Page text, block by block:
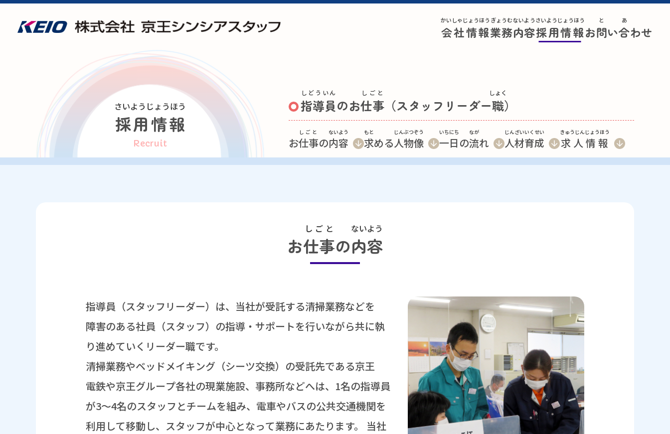
会社情報
かいしゃじょうほう
業務内容
ぎょうむないよう
採用情報
さいようじょうほう
お問
と
い合
あ
わせ
採用情報
さいようじょうほう
Recruit
指導員
しどういん
のお仕事
しごと
（スタッフリーダー職
しょく
）
お仕事
しごと
の内容
ないよう
求
もと
める人物像
じんぶつぞう
一日
いちにち
の流
なが
れ 人材育成
じんざいいくせい
求人情報
きゅうじんじょうほう
お仕事
しごと
の内容
ないよう
指導員 （スタッフリーダー）は、 当社が受託する清掃業務などを
障害のある社員 （スタッフ）の指導 ・サポートを行いながら共に執
り進めていくリーダー職です。
清掃業務やベッドメイキング（シーツ交換）の受託先である京王
電鉄や京王グループ各社の現業施設、 事務所などへは、1名の指導員
が3～4名のスタッフとチームを組み、 電車やバスの公共交通機関を
利用 して移動し、スタッフが中心となって業務にあたります。 当社